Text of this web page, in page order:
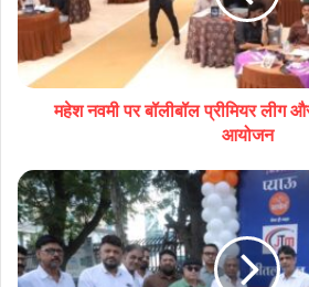
महेश नवमी पर बॉलीबॉल प्रीमियर लीग
आयोजन